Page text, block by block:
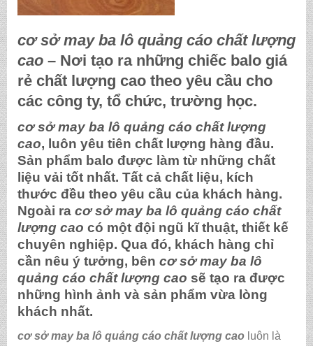
cơ sở may ba lô quảng cáo chất lượng
cao – Nơi tạo ra những chiếc balo giá
rẻ chất lượng cao theo yêu cầu cho
các công ty, tổ chức, trường học.
cơ sở may ba lô quảng cáo chất lượng
cao, luôn yêu tiên chất lượng hàng đầu.
Sản phẩm balo được làm từ những chất
liệu vải tốt nhất. Tất cả chất liệu, kích
thước đều theo yêu cầu của khách hàng.
Ngoài ra cơ sở may ba lô quảng cáo chất
lượng cao có một đội ngũ kĩ thuật, thiết kế
chuyên nghiệp. Qua đó, khách hàng chỉ
cần nêu ý tưởng, bên cơ sở may ba lô
quảng cáo chất lượng cao sẽ tạo ra được
những hình ảnh và sản phẩm vừa lòng
khách nhất.
cơ sở may ba lô quảng cáo chất lượng caoluôn là